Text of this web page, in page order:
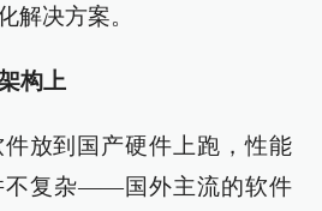
解决方案。
构上
放到国产硬件上跑，性能
不复杂——国外主流的软件